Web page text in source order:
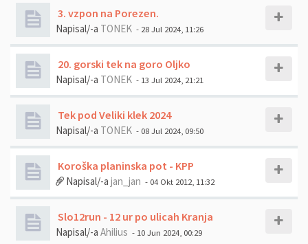
3. vzpon na Porezen.
Napisal/-a TONEK - 28 Jul 2024, 11:26
20. gorski tek na goro Oljko
Napisal/-a TONEK - 13 Jul 2024, 21:21
Tek pod Veliki klek 2024
Napisal/-a TONEK - 08 Jul 2024, 09:50
Koroška planinska pot - KPP
Napisal/-a jan_jan - 04 Okt 2012, 11:32
Slo12run - 12 ur po ulicah Kranja
Napisal/-a Ahilius - 10 Jun 2024, 00:29